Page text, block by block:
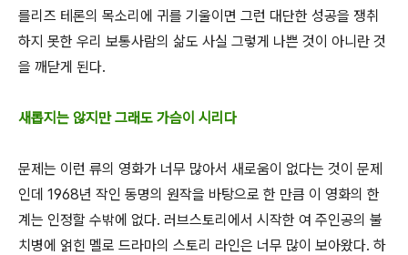
를리즈 테론의 목소리에 귀를 기울이면 그런 대단한 성공을 쟁취
하지 못한 우리 보통사람의 삶도 사실 그렇게 나쁜 것이 아니란 것
을 깨닫게 된다.
새롭지는 않지만 그래도 가슴이 시리다
문제는 이런 류의 영화가 너무 많아서 새로움이 없다는 것이 문제
인데 1968년 작인 동명의 원작을 바탕으로 한 만큼 이 영화의 한
계는 인정할 수밖에 없다. 러브스토리에서 시작한 여 주인공의 불
치병에 얽힌 멜로 드라마의 스토리 라인은 너무 많이 보아왔다. 하